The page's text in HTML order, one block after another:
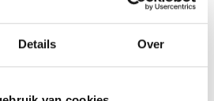
Details Over